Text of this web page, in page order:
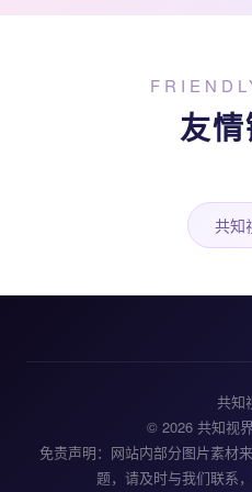
友
共知
共知
© 2026 共知视
免责声明：网站内部分图片素材
题，请及时与我们联系